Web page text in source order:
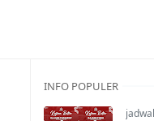
INFO POPULER
jadwal